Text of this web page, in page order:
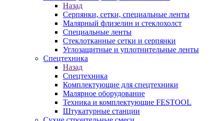
Назад
Серпянки, сетки, специальные ленты
Малярный флизелин и стеклохолст
Специальные ленты
Стеклотканные сетки и серпянки
Углозащитные и уплотнительные ленты
Спецтехника
Назад
Спецтехника
Комплектующие для спецтехники
Малярное оборудование
Техника и комплектующие FESTOOL
Штукатурные станции